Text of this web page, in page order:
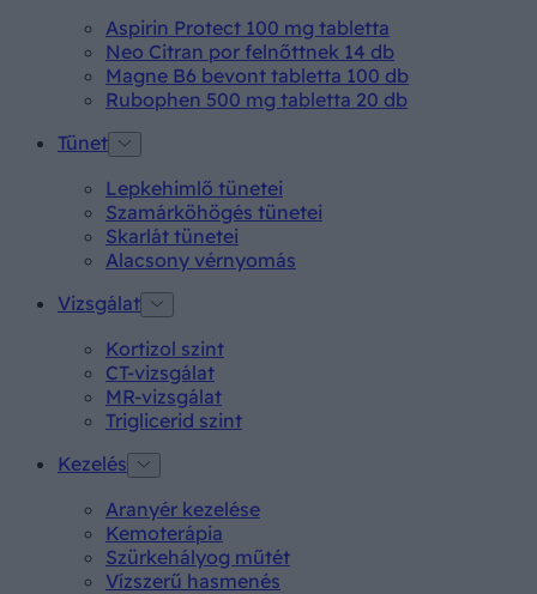
Aspirin Protect 100 mg tabletta
Neo Citran por felnőttnek 14 db
Magne B6 bevont tabletta 100 db
Rubophen 500 mg tabletta 20 db
Tünet
Lepkehimlő tünetei
Szamárköhögés tünetei
Skarlát tünetei
Alacsony vérnyomás
Vizsgálat
Kortizol szint
CT-vizsgálat
MR-vizsgálat
Triglicerid szint
Kezelés
Aranyér kezelése
Kemoterápia
Szürkehályog műtét
Vízszerű hasmenés